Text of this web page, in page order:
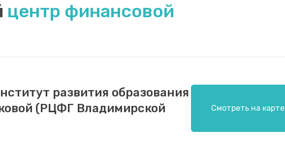
центр финансовой
развития образования
(РЦФГ Владимирской
Смотреть на карте